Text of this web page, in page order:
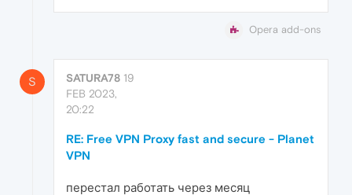
Opera add-ons
S SATURA78 19
FEB 2023,
20:22
RE: Free VPN Proxy fast and secure - Planet
VPN
перестал работать через месяц